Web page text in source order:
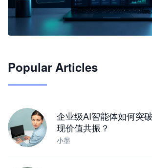
JimoClaw 桌面 AI Agent 工作台
Popular Articles
企业级AI智能体如何突
现价值共振？
小墨